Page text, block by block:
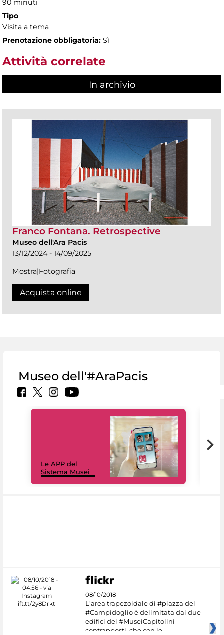
90 minuti
Tipo
Visita a tema
Prenotazione obbligatoria: Sì
Attività correlate
In archivio
Franco Fontana. Retrospective
Museo dell'Ara Pacis
13/12/2024 - 14/09/2025
Mostra|Fotografia
Acquista online
Museo dell'#AraPacis
Le APP del
Sistema Musei
08/10/2018
L'area trapezoidale di #piazza del
#Campidoglio è delimitata dai due
edifici dei #MuseiCapitolini
contrapposti, che con le